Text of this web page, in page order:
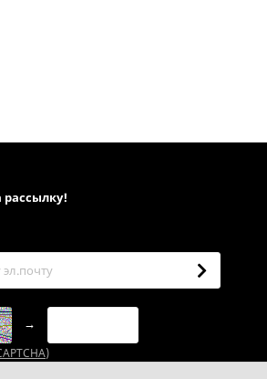
рассылкy!
→